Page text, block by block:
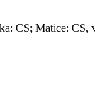
CS; Matice: CS,